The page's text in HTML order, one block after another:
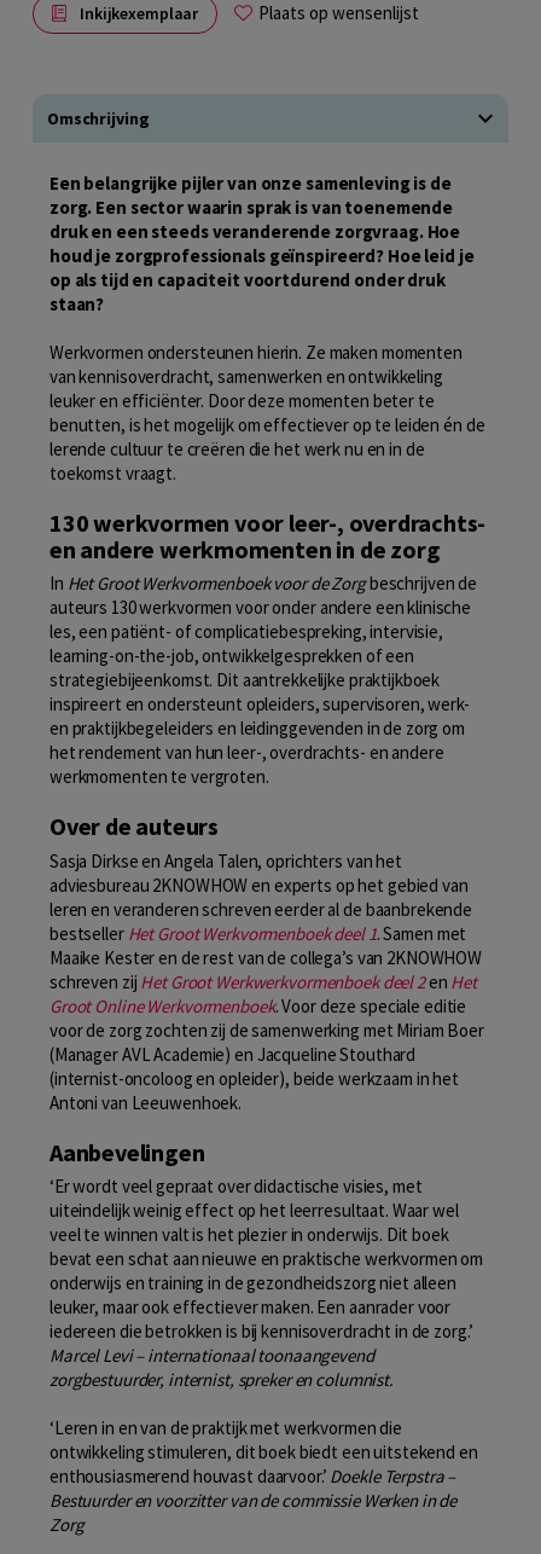
Inkijkexemplaar Plaats op wensenlijst
Omschrijving
Een belangrijke pijler van onze samenleving is de
zorg. Een sector waarin sprak is van toenemende
druk en een steeds veranderende zorgvraag. Hoe
houd je zorgprofessionals geïnspireerd? Hoe leid je
op als tijd en capaciteit voortdurend onder druk
staan?
Werkvormen ondersteunen hierin. Ze maken momenten
van kennisoverdracht, samenwerken en ontwikkeling
leuker en efficiënter. Door deze momenten beter te
benutten, is het mogelijk om effectiever op te leiden én de
lerende cultuur te creëren die het werk nu en in de
toekomst vraagt.
130 werkvormen voor leer-, overdrachts-
en andere werkmomenten in de zorg
In Het Groot Werkvormenboek voor de Zorgbeschrijven de
auteurs 130 werkvormen voor onder andere een klinische
les, een patiënt- of complicatiebespreking, intervisie,
learning-on-the-job, ontwikkelgesprekken of een
strategiebijeenkomst. Dit aantrekkelijke praktijkboek
inspireert en ondersteunt opleiders, supervisoren, werk-
en praktijkbegeleiders en leidinggevenden in de zorg om
het rendement van hun leer-, overdrachts- en andere
werkmomenten te vergroten.
Over de auteurs
Sasja Dirkse en Angela Talen, oprichters van het
adviesbureau 2KNOWHOW en experts op het gebied van
leren en veranderen schreven eerder al de baanbrekende
bestseller Het Groot Werkvormenboek deel 1. Samen met
Maaike Kester en de rest van de collega’s van 2KNOWHOW
schreven zij Het Groot Werkwerkvormenboek deel 2en Het
Groot Online Werkvormenboek. Voor deze speciale editie
voor de zorg zochten zij de samenwerking met Miriam Boer
(Manager AVL Academie) en Jacqueline Stouthard
(internist-oncoloog en opleider), beide werkzaam in het
Antoni van Leeuwenhoek.
Aanbevelingen
‘Er wordt veel gepraat over didactische visies, met
uiteindelijk weinig effect op het leerresultaat. Waar wel
veel te winnen valt is het plezier in onderwijs. Dit boek
bevat een schat aan nieuwe en praktische werkvormen om
onderwijs en training in de gezondheidszorg niet alleen
leuker, maar ook effectiever maken. Een aanrader voor
iedereen die betrokken is bij kennisoverdracht in de zorg.’
Marcel Levi – internationaal toonaangevend
zorgbestuurder, internist, spreker en columnist.
‘Leren in en van de praktijk met werkvormen die
ontwikkeling stimuleren, dit boek biedt een uitstekend en
enthousiasmerend houvast daarvoor.’ Doekle Terpstra –
Bestuurder en voorzitter van de commissie Werken in de
Zorg